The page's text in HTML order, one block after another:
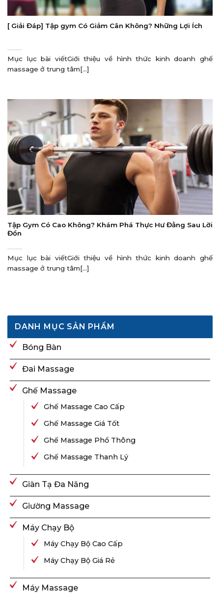
[ Giải Đáp] Tập gym Có Giảm Cân Không? Những Lợi Ích
Mục lục bài viếtGiới thiệu về hình thức kinh doanh ghế
massage ở trung tâm[...]
Tập Gym Có Cao Không? Khám Phá Thực Hư Đằng Sau Lời
Đồn
Mục lục bài viếtGiới thiệu về hình thức kinh doanh ghế
massage ở trung tâm[...]
DANH MỤC SẢN PHẨM
Bóng Bàn
Đai Massage
Ghế Massage
Ghế Massage Cao Cấp
Ghế Massage Giá Tốt
Ghế Massage Phổ Thông
Ghế Massage Thanh Lý
Giàn Tạ Đa Năng
Giường Massage
Máy Chạy Bộ
Máy Chạy Bộ Cao Cấp
Máy Chạy Bộ Giá Rẻ
Máy Massage